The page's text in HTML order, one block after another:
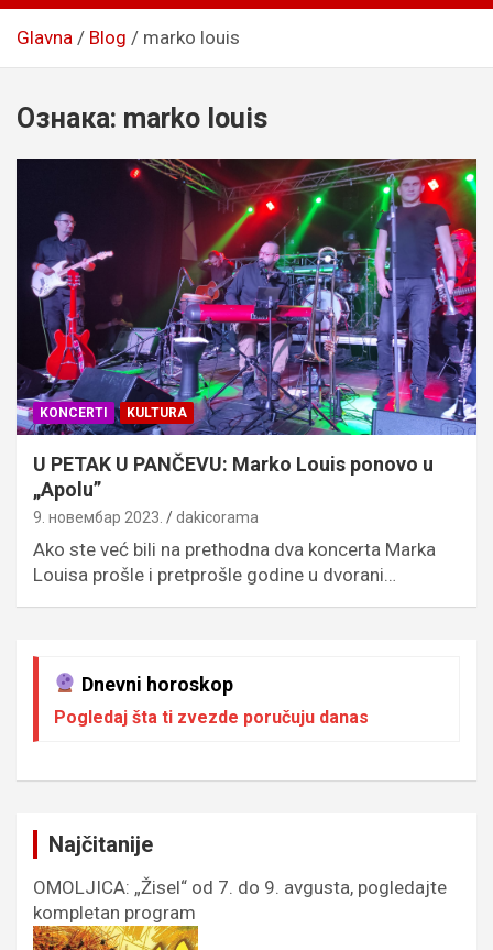
Glavna Blog marko louis
Ознака: marko louis
KONCERTI KULTURA
U PETAK U PANČEVU: Marko Louis ponovo u
„Apolu”
9. новембар 2023. dakicorama
Ako ste već bili na prethodna dva koncerta Marka
Louisa prošle i pretprošle godine u dvorani…
Dnevni horoskop
Pogledaj šta ti zvezde poručuju danas
Najčitanije
OMOLJICA: „Žisel“ od 7. do 9. avgusta, pogledajte
kompletan program